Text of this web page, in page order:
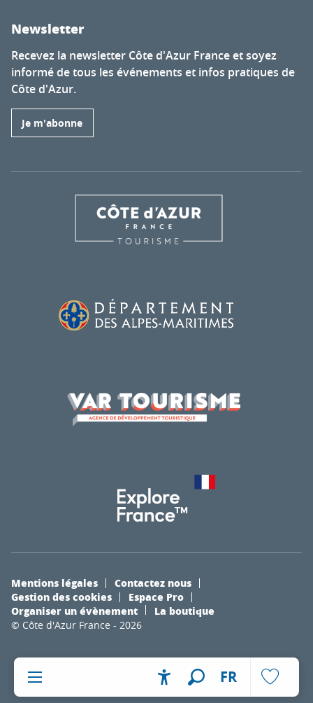
Accessibilité
FR
Newsletter
Recevez la newsletter Côte d'Azur France et soyez
informé de tous les événements et infos pratiques de
Côte d'Azur.
Je m'abonne
© Côte d'Azur France - 2026
Mentions légales
Contactez nous
Gestion des cookies
Espace Pro
Organiser un évènement
La boutique